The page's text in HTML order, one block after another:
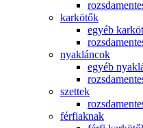
karkötők
egyéb
nyakláncok
egyéb
szettek
férfiaknak